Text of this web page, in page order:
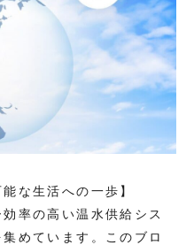
な生活への一歩】
率の高い温水供給シス
めています。このブロ